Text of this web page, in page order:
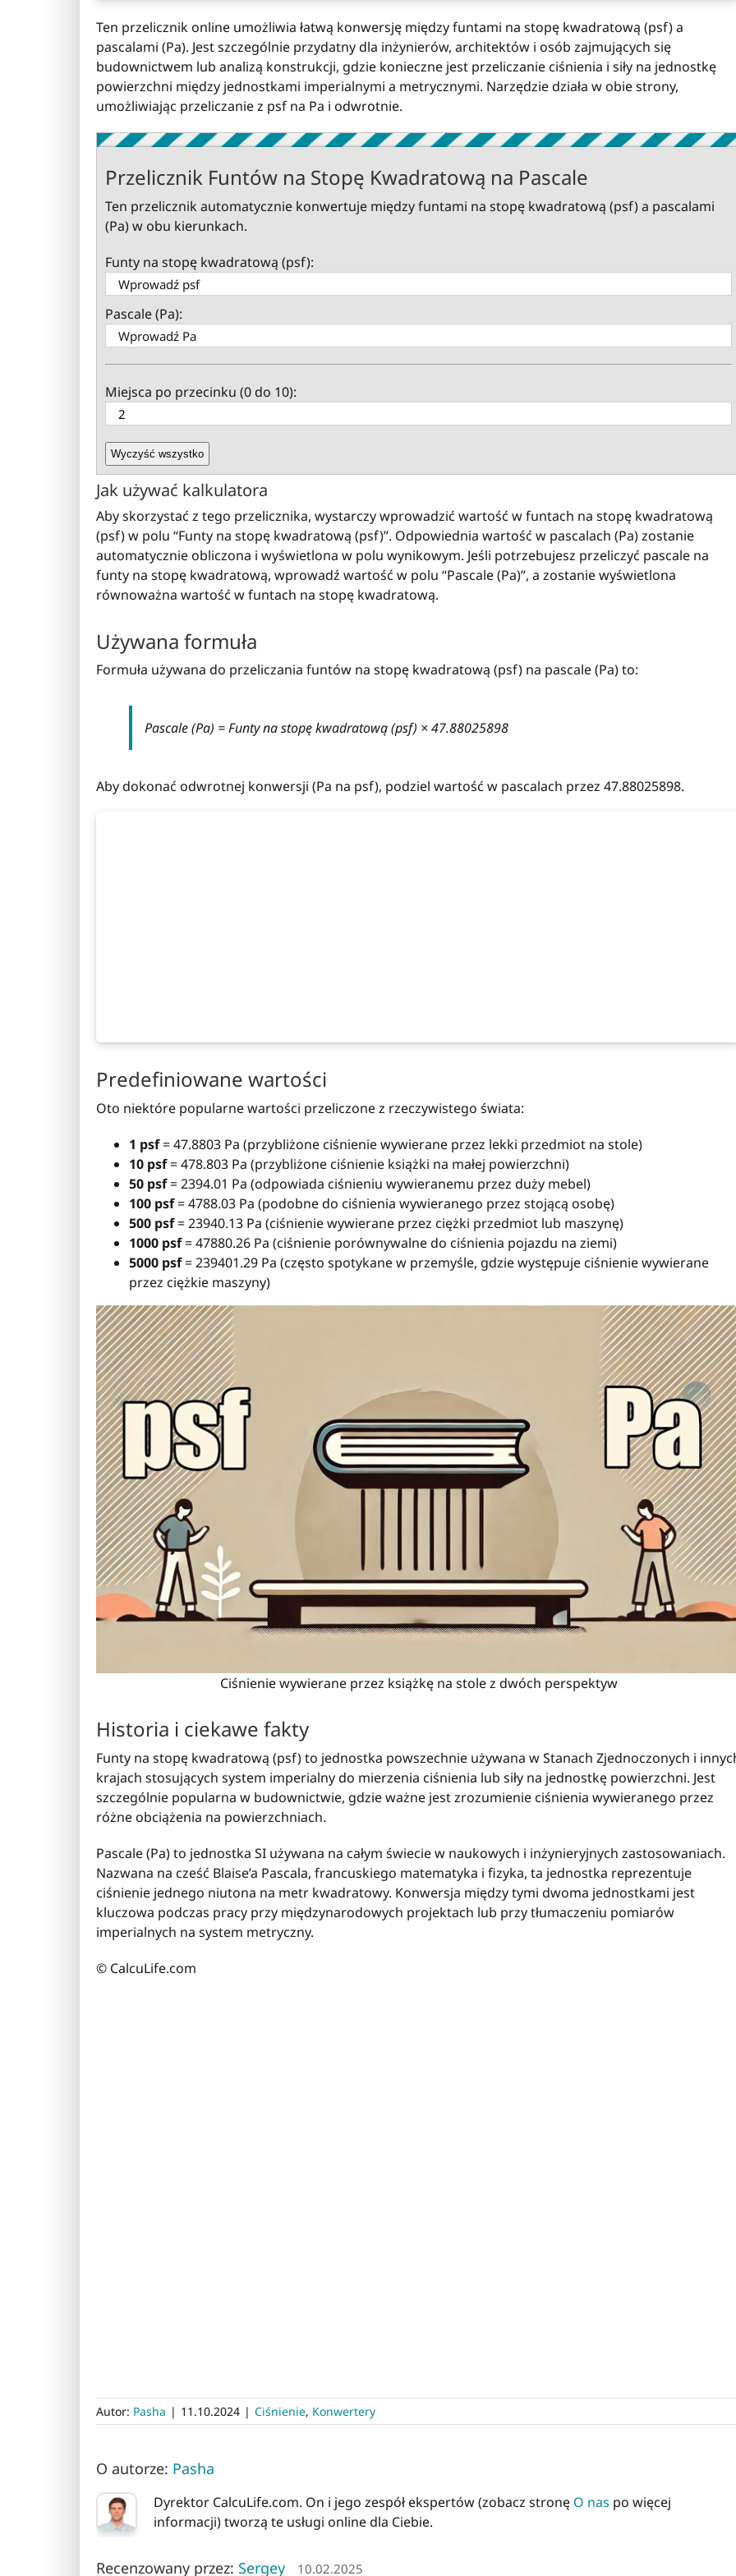
Ten przelicznik online umożliwia łatwą konwersję między funtami na stopę kwadratową (psf) a
pascalami (Pa). Jest szczególnie przydatny dla inżynierów, architektów i osób zajmujących się
budownictwem lub analizą konstrukcji, gdzie konieczne jest przeliczanie ciśnienia i siły na jednostkę
powierzchni między jednostkami imperialnymi a metrycznymi. Narzędzie działa w obie strony,
umożliwiając przeliczanie z psf na Pa i odwrotnie.
Przelicznik Funtów na Stopę Kwadratową na Pascale
Ten przelicznik automatycznie konwertuje między funtami na stopę kwadratową (psf) a pascalami
(Pa) w obu kierunkach.
Funty na stopę kwadratową (psf):
Pascale (Pa):
Miejsca po przecinku (0 do 10):
Wyczyść wszystko
Jak używać kalkulatora
Aby skorzystać z tego przelicznika, wystarczy wprowadzić wartość w funtach na stopę kwadratową
(psf) w polu “Funty na stopę kwadratową (psf)”. Odpowiednia wartość w pascalach (Pa) zostanie
automatycznie obliczona i wyświetlona w polu wynikowym. Jeśli potrzebujesz przeliczyć pascale na
funty na stopę kwadratową, wprowadź wartość w polu “Pascale (Pa)”, a zostanie wyświetlona
równoważna wartość w funtach na stopę kwadratową.
Używana formuła
Formuła używana do przeliczania funtów na stopę kwadratową (psf) na pascale (Pa) to:
Pascale (Pa) = Funty na stopę kwadratową (psf) × 47.88025898
Aby dokonać odwrotnej konwersji (Pa na psf), podziel wartość w pascalach przez 47.88025898.
Predefiniowane wartości
Oto niektóre popularne wartości przeliczone z rzeczywistego świata:
1 psf= 47.8803 Pa (przybliżone ciśnienie wywierane przez lekki przedmiot na stole)
10 psf= 478.803 Pa (przybliżone ciśnienie książki na małej powierzchni)
50 psf= 2394.01 Pa (odpowiada ciśnieniu wywieranemu przez duży mebel)
100 psf= 4788.03 Pa (podobne do ciśnienia wywieranego przez stojącą osobę)
500 psf= 23940.13 Pa (ciśnienie wywierane przez ciężki przedmiot lub maszynę)
1000 psf= 47880.26 Pa (ciśnienie porównywalne do ciśnienia pojazdu na ziemi)
5000 psf= 239401.29 Pa (często spotykane w przemyśle, gdzie występuje ciśnienie wywierane
przez ciężkie maszyny)
Ciśnienie wywierane przez książkę na stole z dwóch perspektyw
Historia i ciekawe fakty
Funty na stopę kwadratową (psf) to jednostka powszechnie używana w Stanach Zjednoczonych i
krajach stosujących system imperialny do mierzenia ciśnienia lub siły na jednostkę powierzchni. Jest
szczególnie popularna w budownictwie, gdzie ważne jest zrozumienie ciśnienia wywieranego przez
różne obciążenia na powierzchniach.
Pascale (Pa) to jednostka SI używana na całym świecie w naukowych i inżynieryjnych zastosowaniach.
Nazwana na cześć Blaise’a Pascala, francuskiego matematyka i fizyka, ta jednostka reprezentuje
ciśnienie jednego niutona na metr kwadratowy. Konwersja między tymi dwoma jednostkami jest
kluczowa podczas pracy przy międzynarodowych projektach lub przy tłumaczeniu pomiarów
imperialnych na system metryczny.
© CalcuLife.com
Autor: Pasha | 11.10.2024 | Ciśnienie, Konwertery
O autorze: Pasha
Dyrektor CalcuLife.com. On i jego zespół ekspertów (zobacz stronę O nas po więcej
informacji) tworzą te usługi online dla Ciebie.
Recenzowany przez: Sergey 10.02.2025